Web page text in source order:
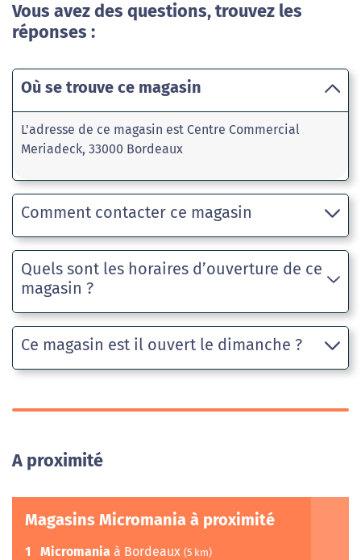
Vous avez des questions, trouvez les
réponses :
Où se trouve ce magasin
L'adresse de ce magasin est Centre Commercial
Meriadeck, 33000 Bordeaux
Comment contacter ce magasin
Quels sont les horaires d’ouverture de ce
magasin ?
Ce magasin est il ouvert le dimanche ?
A proximité
Magasins Micromania à proximité
1 Micromania à Bordeaux (5 km)